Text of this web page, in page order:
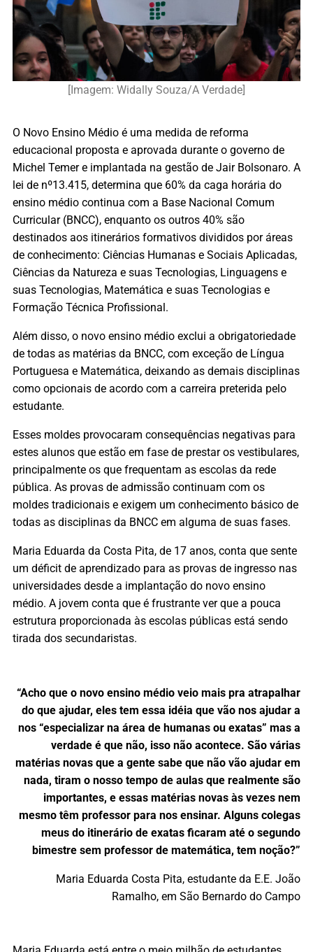
[Imagem: Widally Souza/A Verdade]
O Novo Ensino Médio é uma medida de reforma
educacional proposta e aprovada durante o governo de
Michel Temer e implantada na gestão de Jair Bolsonaro. A
lei de nº13.415, determina que 60% da caga horária do
ensino médio continua com a Base Nacional Comum
Curricular (BNCC), enquanto os outros 40% são
destinados aos itinerários formativos divididos por áreas
de conhecimento: Ciências Humanas e Sociais Aplicadas,
Ciências da Natureza e suas Tecnologias, Linguagens e
suas Tecnologias, Matemática e suas Tecnologias e
Formação Técnica Profissional.
Além disso, o novo ensino médio exclui a obrigatoriedade
de todas as matérias da BNCC, com exceção de Língua
Portuguesa e Matemática, deixando as demais disciplinas
como opcionais de acordo com a carreira preterida pelo
estudante.
Esses moldes provocaram consequências negativas para
estes alunos que estão em fase de prestar os vestibulares,
principalmente os que frequentam as escolas da rede
pública. As provas de admissão continuam com os
moldes tradicionais e exigem um conhecimento básico de
todas as disciplinas da BNCC em alguma de suas fases.
Maria Eduarda da Costa Pita, de 17 anos, conta que sente
um déficit de aprendizado para as provas de ingresso nas
universidades desde a implantação do novo ensino
médio. A jovem conta que é frustrante ver que a pouca
estrutura proporcionada às escolas públicas está sendo
tirada dos secundaristas.
“Acho que o novo ensino médio veio mais pra atrapalhar
do que ajudar, eles tem essa idéia que vão nos ajudar a
nos “especializar na área de humanas ou exatas” mas a
verdade é que não, isso não acontece. São várias
matérias novas que a gente sabe que não vão ajudar em
nada, tiram o nosso tempo de aulas que realmente são
importantes, e essas matérias novas às vezes nem
mesmo têm professor para nos ensinar. Alguns colegas
meus do itinerário de exatas ficaram até o segundo
bimestre sem professor de matemática, tem noção?”
Maria Eduarda Costa Pita, estudante da E.E. João
Ramalho, em São Bernardo do Campo